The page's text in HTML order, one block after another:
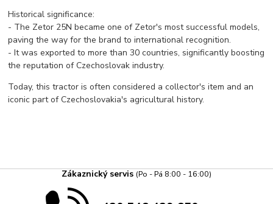
Historical significance:
- The Zetor 25N became one of Zetor's most successful models,
paving the way for the brand to international recognition.
- It was exported to more than 30 countries, significantly boosting
the reputation of Czechoslovak industry.
Today, this tractor is often considered a collector's item and an
iconic part of Czechoslovakia's agricultural history.
Zákaznický servis (Po - Pá 8:00 - 16:00)